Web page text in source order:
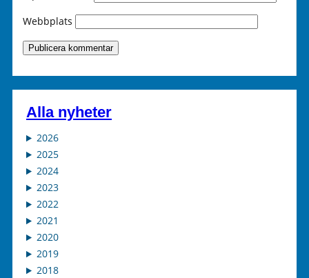
Webbplats
Alla nyheter
2026
2025
2024
2023
2022
2021
2020
2019
2018